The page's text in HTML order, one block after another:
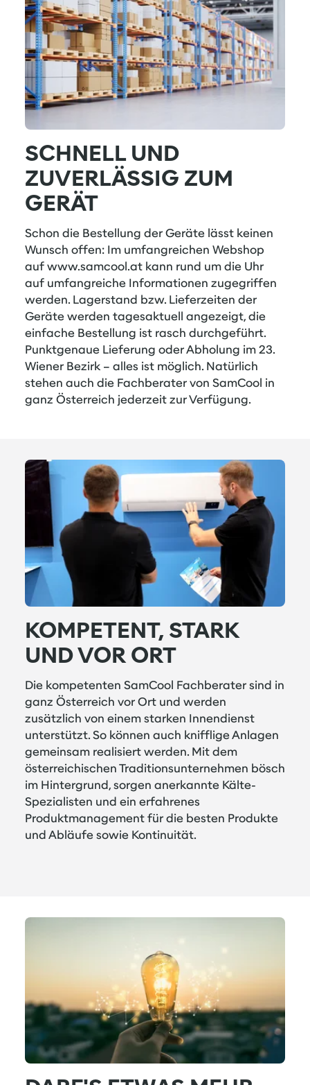
SCHNELL UND
ZUVERLÄSSIG ZUM
GERÄT
Schon die Bestellung der Geräte lässt keinen
Wunsch offen: Im umfangreichen Webshop
auf www.samcool.at kann rund um die Uhr
auf umfangreiche Informationen zugegriffen
werden. Lagerstand bzw. Lieferzeiten der
Geräte werden tagesaktuell angezeigt, die
einfache Bestellung ist rasch durchgeführt.
Punktgenaue Lieferung oder Abholung im 23.
Wiener Bezirk – alles ist möglich. Natürlich
stehen auch die Fachberater von SamCool in
ganz Österreich jederzeit zur Verfügung.
KOMPETENT, STARK
UND VOR ORT
Die kompetenten SamCool Fachberater sind in
ganz Österreich vor Ort und werden
zusätzlich von einem starken Innendienst
unterstützt. So können auch knifflige Anlagen
gemeinsam realisiert werden. Mit dem
österreichischen Traditionsunternehmen bösch
im Hintergrund, sorgen anerkannte Kälte-
Spezialisten und ein erfahrenes
Produktmanagement für die besten Produkte
und Abläufe sowie Kontinuität.